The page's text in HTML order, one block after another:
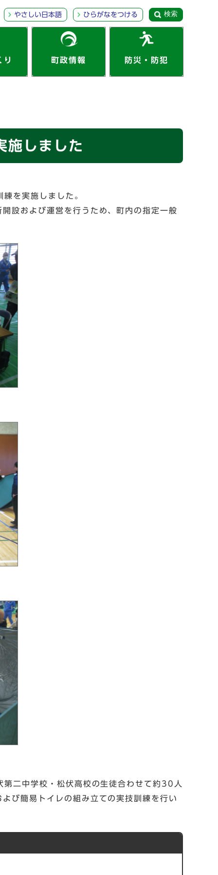
やさしい日本語 ひらがなをつける 検索
り 町政情報 防災・防犯
施しました
を実施しました。
設および運営を行うため、町内の指定一般
二中学校・松伏高校の生徒合わせて約30人
び簡易トイレの組み立ての実技訓練を行い